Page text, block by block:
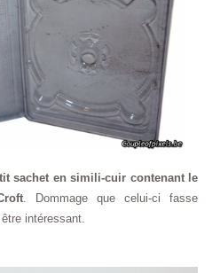
sachet en simili-cuir contenant le
. Dommage que celui-ci fasse
intéressant.